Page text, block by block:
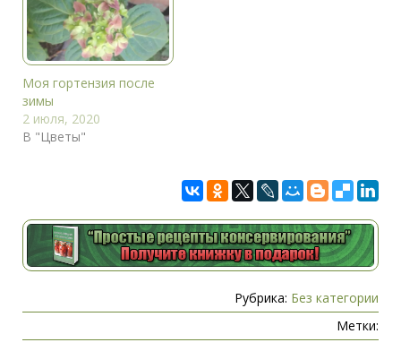
Моя гортензия после
зимы
2 июля, 2020
В "Цветы"
Рубрика: Без категории
Метки: